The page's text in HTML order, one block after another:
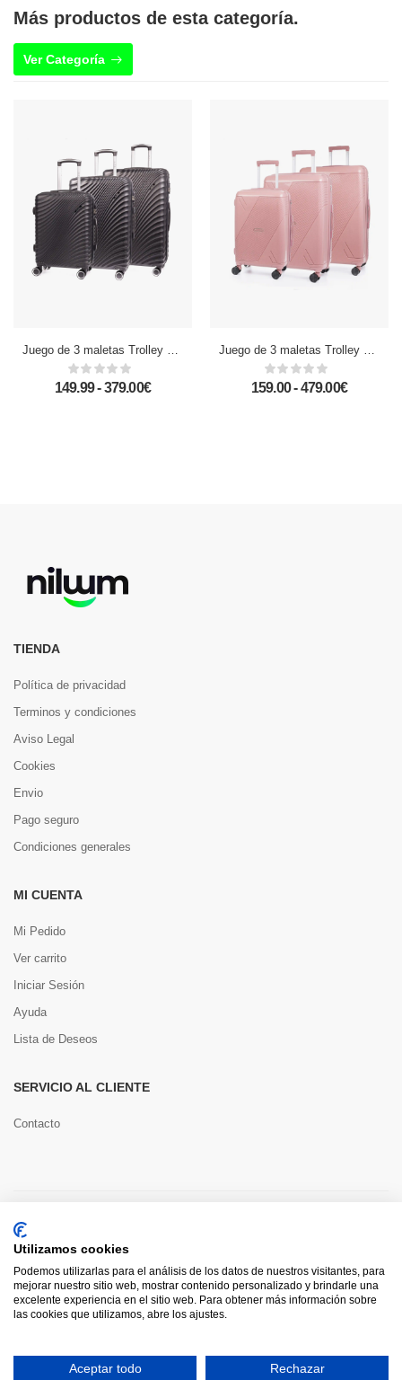
Más productos de esta categoría.
Ver Categoría
Juego de 3 maletas Trolley en material ligero de ABS de alta resistencia. Cerradura numérica, 4 ruedas dobles giratorias 360°.
149.99 - 379.00€
Juego de 3 maletas Trolley de PP resistente a la rotura. Cerradura TSA numérica, 4 ruedas dobles giratorias 360°.
159.00 - 479.00€
TIENDA
Política de privacidad
Terminos y condiciones
Aviso Legal
Cookies
Envio
Pago seguro
Condiciones generales
MI CUENTA
Mi Pedido
Ver carrito
Iniciar Sesión
Ayuda
Lista de Deseos
SERVICIO AL CLIENTE
Contacto
0
Utilizamos cookies
Podemos utilizarlas para el análisis de los datos de nuestros visitantes, para
mejorar nuestro sitio web, mostrar contenido personalizado y brindarle una
excelente experiencia en el sitio web. Para obtener más información sobre
las cookies que utilizamos, abre los ajustes.
Aceptar todo Rechazar